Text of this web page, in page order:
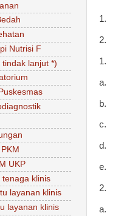
1.
2.
1.
a.
b.
c.
d.
e.
2.
a.
Nutrisi F
lanjut *)
UKP
tenaga klinis
layanan klinis
layanan klinis